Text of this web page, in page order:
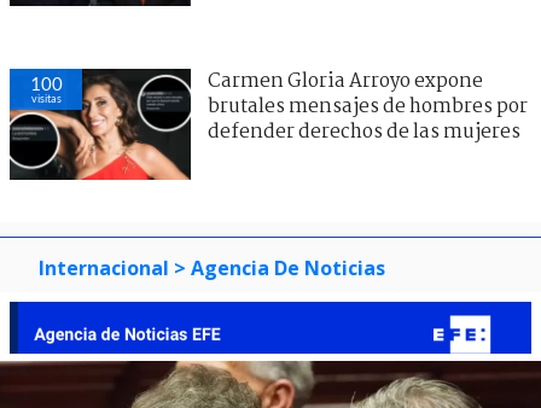
100
visitas
Carmen Gloria Arroyo expone
brutales mensajes de hombres por
defender derechos de las mujeres
Internacional > Agencia De Noticias